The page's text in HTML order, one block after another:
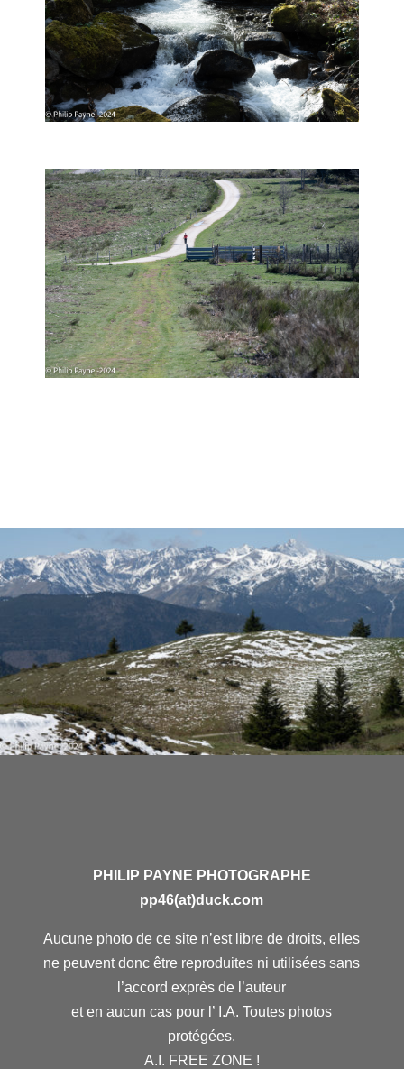
PHILIP PAYNE PHOTOGRAPHE
pp46(at)duck.com
Aucune photo de ce site n’est libre de droits, elles
ne peuvent donc être reproduites ni utilisées sans
l’accord exprès de l’auteur
et en aucun cas pour l’ I.A. Toutes photos
protégées.
A.I. FREE ZONE !